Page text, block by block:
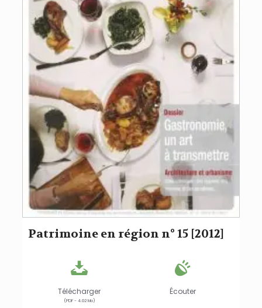
Patrimoine en région n° 15 [2012]
Télécharger
(PDF - 4.02 Mo)
Écouter